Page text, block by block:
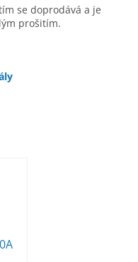
se doprodává a je
prošitím.